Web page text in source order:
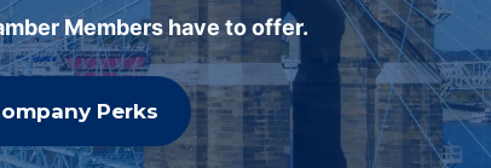
Members have to offer.
Perks